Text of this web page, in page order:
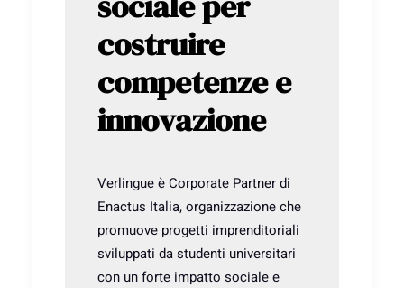
costruire
competenze e
innovazione
Verlingue è Corporate Partner di
Enactus Italia, organizzazione che
promuove progetti imprenditoriali
sviluppati da studenti universitari
con un forte impatto sociale e